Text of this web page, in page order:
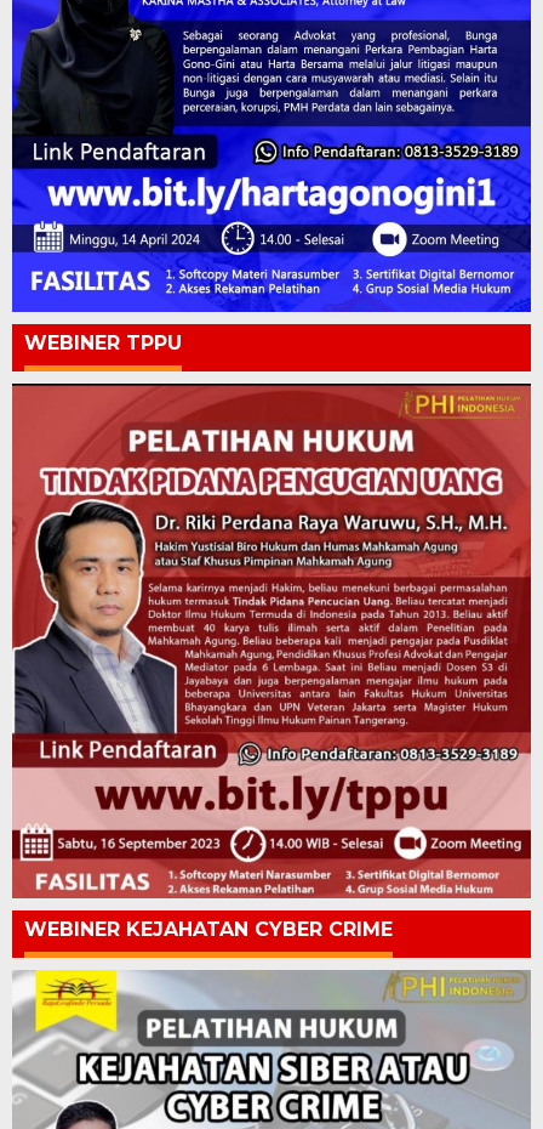
WEBINER TPPU
WEBINER KEJAHATAN CYBER CRIME